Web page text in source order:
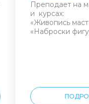
Преподает на
и курсах:
«Живопись
«Наброски